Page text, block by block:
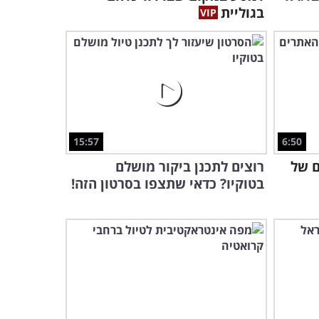
4:51
בגוליית
6:50
של
15:57
רוצים לתכנן ביקור מושלם
בטוקיו? כדאי שתצפו בסרטון הזה!